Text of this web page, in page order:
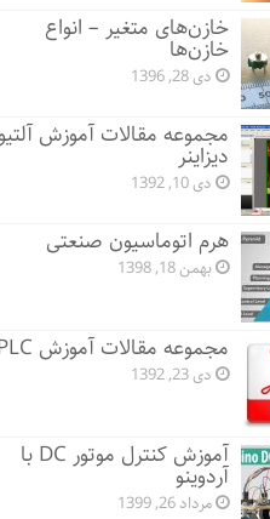
خازن‌های متغیر – انواع
خازن‌ها
دی 28, 1396
مجموعه مقالات آموزش
دیزاینر
دی 10, 1392
هرم اتوماسیون صنعتی
بهمن 18, 1398
مجموعه مقالات آموزش PLC
دی 23, 1392
آموزش کنترل موتور DC با
آردوینو
مرداد 26, 1399